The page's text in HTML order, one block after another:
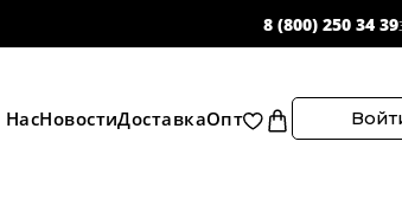
8 (800) 250 34 39
НовостиДоставкаОпт